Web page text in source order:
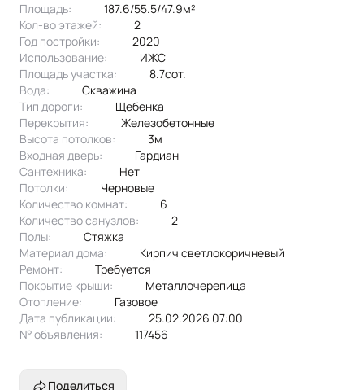
Площадь:
187.6/55.5/47.9м²
Кол-во этажей:
2
Год постройки:
2020
Использование:
ИЖС
Площадь участка:
8.7сот.
Вода:
скважина
Тип дороги:
щебенка
Перекрытия:
Железобетонные
Высота потолков:
3м
Входная дверь:
Гардиан
Сантехника:
нет
Потолки:
черновые
Количество комнат:
6
Количество санузлов:
2
Полы:
стяжка
Материал дома:
кирпич светлокоричневый
Ремонт:
Требуется
Покрытие крыши:
металлочерепица
Отопление:
газовое
Дата публикации:
25.02.2026 07:00
№ объявления:
117456
Поделиться